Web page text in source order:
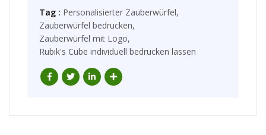
Tag : Personalisierter Zauberwürfel,
Zauberwürfel bedrucken,
Zauberwürfel mit Logo,
Rubik's Cube individuell bedrucken lassen